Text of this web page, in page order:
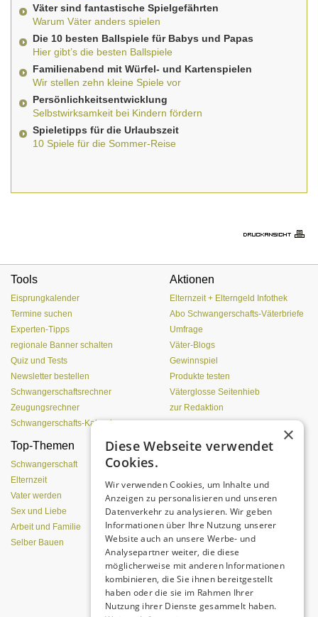
Väter sind fantastische Spielgefährten
Warum Väter anders spielen
Die 10 besten Ballspiele für Babys und Papas
Hier gibt’s die besten Ballspiele
Familienabend mit Würfel- und Kartenspielen
Wir stellen zehn kleine Spiele vor
Persönlichkeitsentwicklung
Selbstwirksamkeit bei Kindern fördern
Spieletipps für die Urlaubszeit
10 Spiele für die Sommer-Reise
Tools
Eisprungkalender
Termine suchen
Experten-Tipps
regionale Banner schalten
Quiz und Tests
Newsletter bestellen
Schwangerschaftsrechner
Zeugungsrechner
Schwangerschafts-Kalender
Aktionen
Elternzeit + Elterngeld Infothek
Abo Schwangerschafts-Väterbriefe
Umfrage
Väter-Blogs
Gewinnspiel
Produkte testen
Väterglosse Seitenhieb
zur Redaktion
Top-Themen
Schwangerschaft
Elternzeit
Vater werden
Sex und Liebe
Arbeit und Familie
Selber Bauen
Was Pubertierende an
Eine entspannte Atmosphäre trotz
Pubertät?
×
Diese Webseite verwendet
Cookies.
Wir verwenden Cookies, um Inhalte und
Anzeigen zu personalisieren und unseren
Datenverkehr zu analysieren. Wir geben
Informationen über Ihre Nutzung unserer
Website auch an unsere Werbe- und
Analysepartner weiter, die diese
möglicherweise mit anderen Informationen
kombinieren, die Sie ihnen bereitgestellt
haben oder die sie im Rahmen Ihrer
Nutzung ihrer Dienste gesammelt haben.